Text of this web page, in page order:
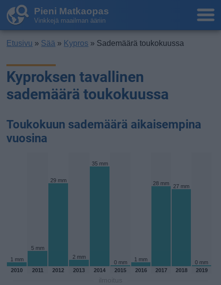
Pieni Matkaopas
Vinkkejä maailman ääriin
Etusivu » Sää » Kypros » Sademäärä toukokuussa
Kyproksen tavallinen
sademäärä toukokuussa
Toukokuun sademäärä aikaisempina
vuosina
1 mm
5 mm
29 mm
2 mm
35 mm
0 mm 1 mm
28 mm 27 mm
0 mm
2010
2011 2012 2013 2014 2015 2016 2017 2018 2019